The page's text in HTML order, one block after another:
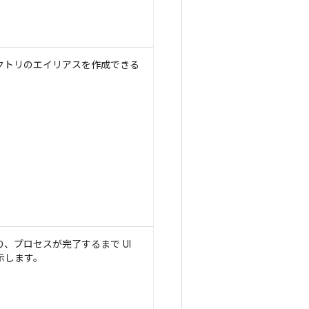
リのエイリアスを作成できる
プロセスが完了するまで UI
ます。